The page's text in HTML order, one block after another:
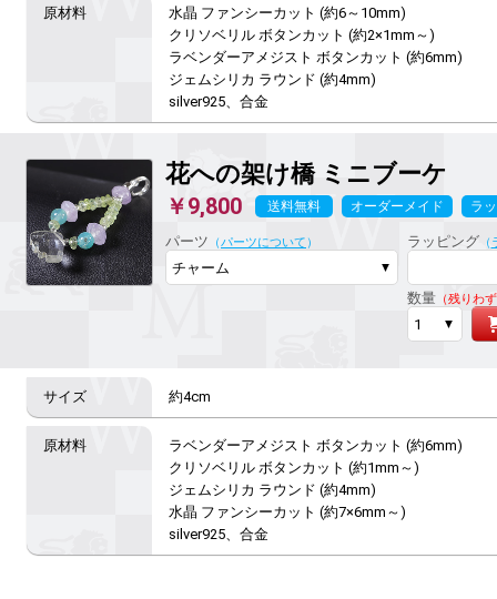
水晶 ファンシーカット (約6～10mm)
クリソベリル ボタンカット (約2×1mm～)
ラベンダーアメジスト ボタンカット (約6mm)
ジェムシリカ ラウンド (約4mm)
silver925、合金
花への架け橋ミニブーケ
￥9,800 送料無料 オーダーメイド ラ
パーツ （パーツについて ） ラッピング（
数量（残りわ
約4cm
ラベンダーアメジスト ボタンカット (約6mm)
クリソベリル ボタンカット (約1mm～)
ジェムシリカ ラウンド (約4mm)
水晶 ファンシーカット (約7×6mm～)
silver925、合金